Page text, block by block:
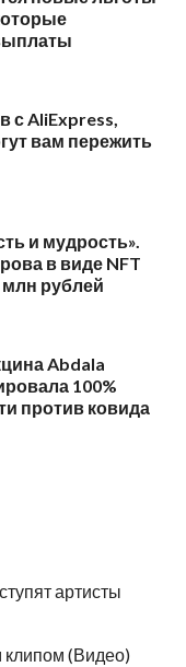
с AliExpress,
вам пережить
и мудрость».
в виде NFT
млн рублей
Abdala
100%
против ковида
артисты
(Видео)